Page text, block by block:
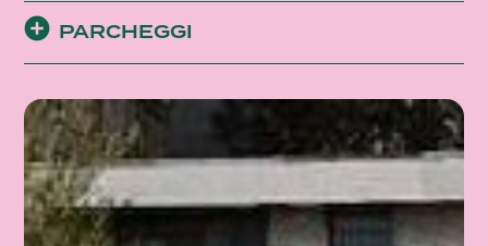
PARCHEGGI